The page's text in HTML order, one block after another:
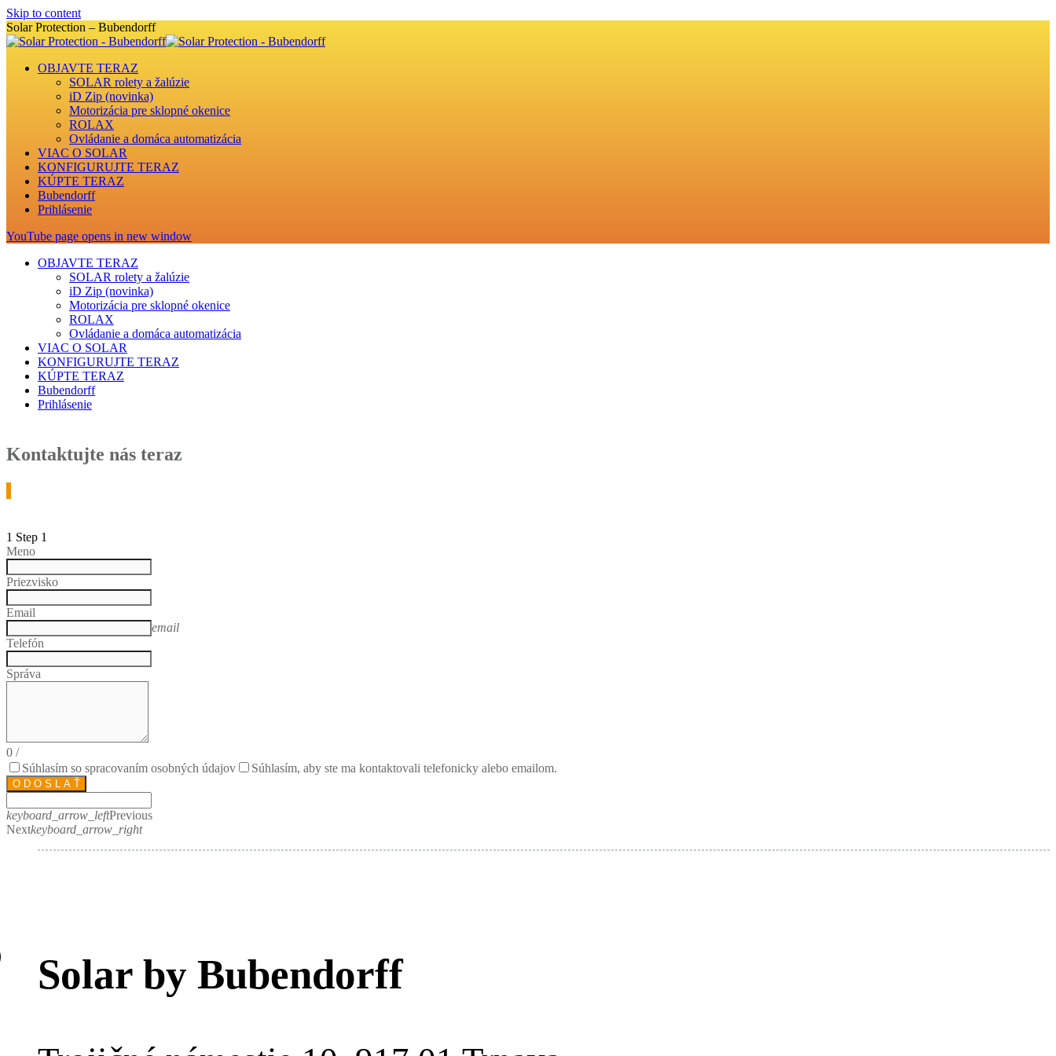
Skip to content
Solar Protection – Bubendorff
OBJAVTE TERAZ
SOLAR rolety a žalúzie
iD Zip (novinka)
Motorizácia pre sklopné okenice
ROLAX
Ovládanie a domáca automatizácia
VIAC O SOLAR
KONFIGURUJTE TERAZ
KÚPTE TERAZ
Bubendorff
Prihlásenie
YouTube page opens in new window
OBJAVTE TERAZ
SOLAR rolety a žalúzie
iD Zip (novinka)
Motorizácia pre sklopné okenice
ROLAX
Ovládanie a domáca automatizácia
VIAC O SOLAR
KONFIGURUJTE TERAZ
KÚPTE TERAZ
Bubendorff
Prihlásenie
Kontaktujte nás teraz
1 Step 1
Meno
Priezvisko
Email
email
Telefón
Správa
0 /
Súhlasím so spracovaním osobných údajov
Súhlasím, aby ste ma kontaktovali telefonicky alebo emailom.
O D O S L A Ť
keyboard_arrow_leftPrevious
Nextkeyboard_arrow_right
Solar by Bubendorff